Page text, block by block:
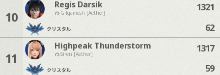
10
Regis Darsik
Gilgamesh [Aether]
クリスタル
1321
62
11
Highpeak Thunderstorm
Siren [Aether]
クリスタル
1317
59